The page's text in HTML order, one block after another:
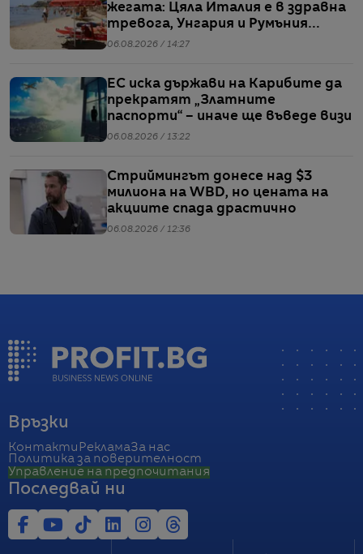
жегата: Цяла Италия е в здравна
тревога, Унгария и Румъния
пестят електричество
06.08.2026 / 14:27
ЕС иска държави на Карибите да
прекратят „Златните
паспорти“ – иначе ще въведе визи
06.08.2026 / 13:22
Стриймингът донесе над $3
милиона на WBD, но цената на
акциите спада драстично
06.08.2026 / 12:36
Връзки
Контакти РекламаЗа нас
Политика за поверителност
Управление на предпочитания
Последвай ни